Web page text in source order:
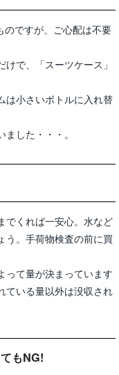
ですが、ご心配は不要
で、「スーツケース」
は小さいボトルに入れ替
した・・・。
でくれば一安心。水など
う。手荷物検査の前に買
って量が決まっています
ている量以外は没収され
もNG!